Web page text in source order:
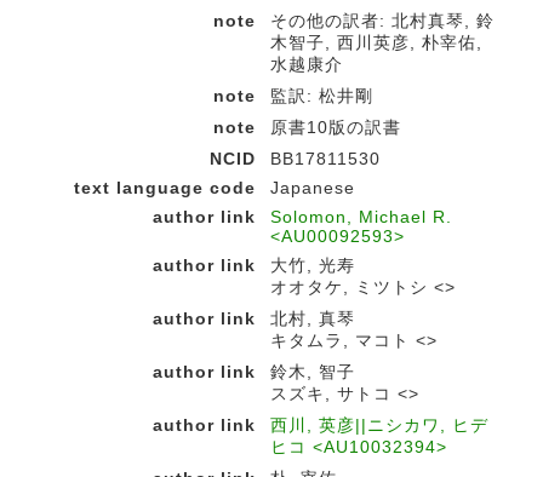
note
その他の訳者: 北村真琴, 鈴
木智子, 西川英彦, 朴宰佑,
水越康介
note
監訳: 松井剛
note
原書10版の訳書
NCID
BB17811530
text language code
Japanese
author link
Solomon, Michael R.
<AU00092593>
author link
大竹, 光寿
オオタケ, ミツトシ <>
author link
北村, 真琴
キタムラ, マコト <>
author link
鈴木, 智子
スズキ, サトコ <>
author link
西川, 英彦||ニシカワ, ヒデ
ヒコ <AU10032394>